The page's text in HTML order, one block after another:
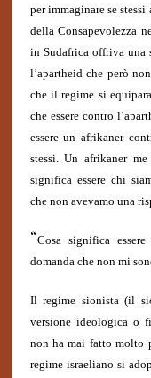
per immaginare se
della Consapevolezza
in Sudafrica offriva una
l’apartheid che però
che il regime si
che essere contro
essere un afrikaner
stessi. Un afrikaner
significa essere chi
che non avevamo una
“Cosa significa
domanda che non mi
Il regime sionista (il
versione ideologica o
non ha mai fatto molto
regime israeliano si